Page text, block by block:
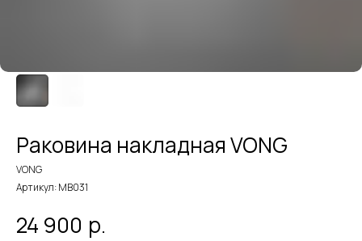
Раковина накладная VONG
VONG
Артикул:MB031
24 900 р.